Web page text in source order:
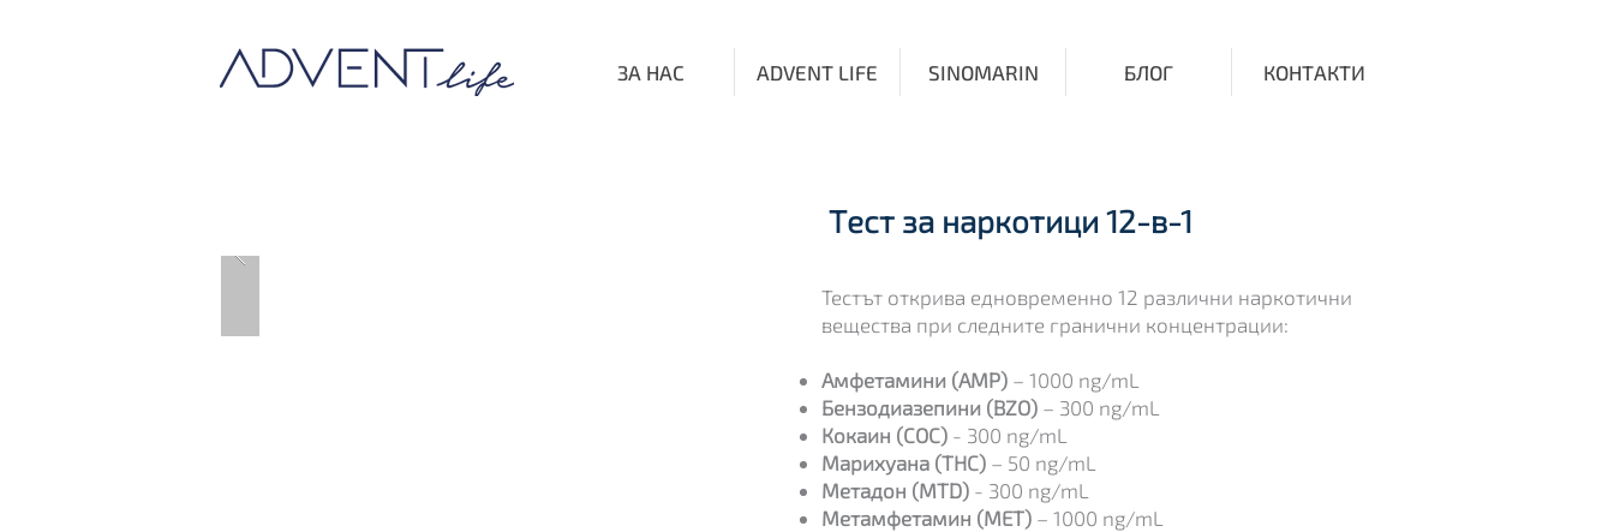
ЗА НАС ADVENT LIFE SINOMARIN БЛОГ КОНТАКТИ
Tест за наркотици 12-в-1
Тестът открива едновременно 12 различни наркотични
вещества при следните гранични концентрации:
Амфетамини (AMP) – 1000 ng/mL
Бензодиазепини (BZO) – 300 ng/mL
Кокаин (COС) - 300 ng/mL
Марихуана (THC) – 50 ng/mL
Метадон (MTD) - 300 ng/mL
Метамфетамин (MET) – 1000 ng/mL